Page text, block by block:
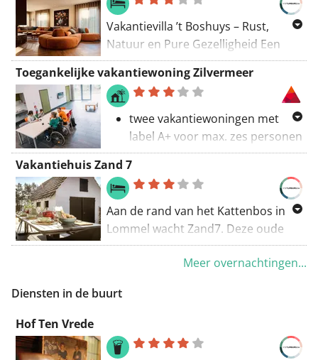
Vakantievilla ’t Boshuys – Rust,
Natuur en Pure Gezelligheid Een
plek waar je de tijd even vergeet.
Alleen jij, de natuur en het zachte
geluid van de bries die door
bladeren strijkt. Welkom bij ’t
Boshuys in Lommel – een plek waar
je diep ademhaalt en meteen voelt:
ja, dit is het. Ochtendrust – Word
wakker met het gefluit van vogels en
geniet van een kop koffie op het
terras, omringd door groen. Ultieme
hangmat tussen de bomen, laat de
jacuzzi onder de sterren en sluit af
Fiets of wandel rechtstreeks het bos
Toegankelijke vakantiewoning Zilvermeer
twee vakantiewoningen met
label A+ voor max. zes personen
centrale en rustige ligging, op
wandelafstand van activiteiten
en horecazaken, met uitzicht op
nabijgelegen bos
meer info en reservatie:
https://www.zilvermeer.be/
-toegankelijke-woning.html
Vakantiehuis Zand 7
Aan de rand van het Kattenbos in
Lommel wacht Zand7. Deze oude
hoeve is compleet gerenoveerd en
daarbij werden de authentieke
gezet. De charme van vroeger en
balkenplafonds maar net zo goed
Netfix. En dankzij de heldere
Meer overnachtingen...
Diensten in de buurt
Hof Ten Vrede